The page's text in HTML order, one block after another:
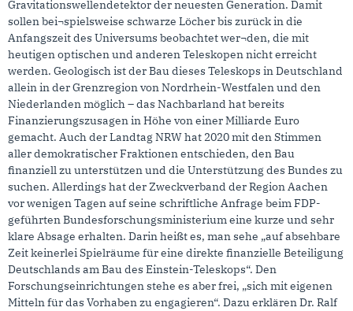
Gravitationswellendetektor der neuesten Generation. Damit
sollen bei¬spielsweise schwarze Löcher bis zurück in die
Anfangszeit des Universums beobachtet wer¬den, die mit
heutigen optischen und anderen Teleskopen nicht erreicht
werden. Geologisch ist der Bau dieses Teleskops in Deutschland
allein in der Grenzregion von Nordrhein-Westfalen und den
Niederlanden möglich – das Nachbarland hat bereits
Finanzierungszusagen in Höhe von einer Milliarde Euro
gemacht. Auch der Landtag NRW hat 2020 mit den Stimmen
aller demokratischer Fraktionen entschieden, den Bau
finanziell zu unterstützen und die Unterstützung des Bundes zu
suchen. Allerdings hat der Zweckverband der Region Aachen
vor wenigen Tagen auf seine schriftliche Anfrage beim FDP-
geführten Bundesforschungsministerium eine kurze und sehr
klare Absage erhalten. Darin heißt es, man sehe „auf absehbare
Zeit keinerlei Spielräume für eine direkte finanzielle Beteiligung
Deutschlands am Bau des Einstein-Teleskops“. Den
Forschungseinrichtungen stehe es aber frei, „sich mit eigenen
Mitteln für das Vorhaben zu engagieren“. Dazu erklären Dr. Ralf